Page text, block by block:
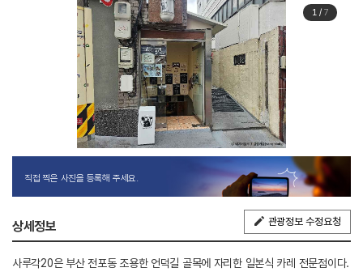
1/ 7
직접 찍은 사진을 등록해 주세요.
상세정보 관광정보 수정요청
사루각20은 부산 전포동 조용한 언덕길 골목에 자리한 일본식 카레 전문점이다.